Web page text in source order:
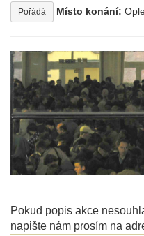
Pořádá Místo konání:
Pokud popis akce
napište nám prosím na